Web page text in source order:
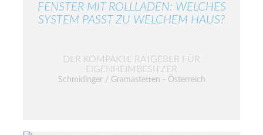
FENSTER MIT ROLLLADEN: WELCHES
SYSTEM PASST ZU WELCHEM HAUS?
DER KOMPAKTE RATGEBER FÜR
EIGENHEIMBESITZER
Schmidinger / Gramastetten - Österreich